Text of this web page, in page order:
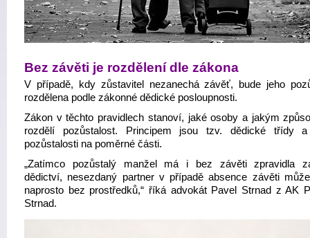
Bez závěti je rozdělení dle zákona
V případě, kdy zůstavitel nezanechá závěť, bude jeho
rozdělena podle zákonné dědické posloupnosti.
Zákon v těchto pravidlech stanoví, jaké osoby a jakým
rozdělí pozůstalost. Principem jsou tzv. dědické třídy
pozůstalosti na poměrné části.
„Zatímco pozůstalý manžel má i bez závěti zpravidla
dědictví, nesezdaný partner v případě absence závěti
naprosto bez prostředků,“ říká advokát Pavel Strnad z AK
Strnad.